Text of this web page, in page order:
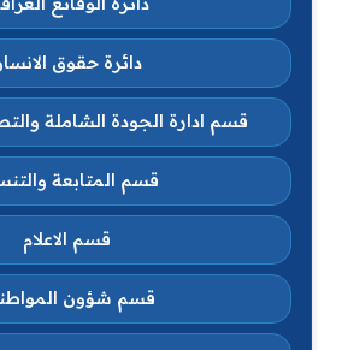
دائرة حقوق
قسم ادارة الجودة الشاملة
قسم المتابعة
قسم الاعلام
قسم شؤون